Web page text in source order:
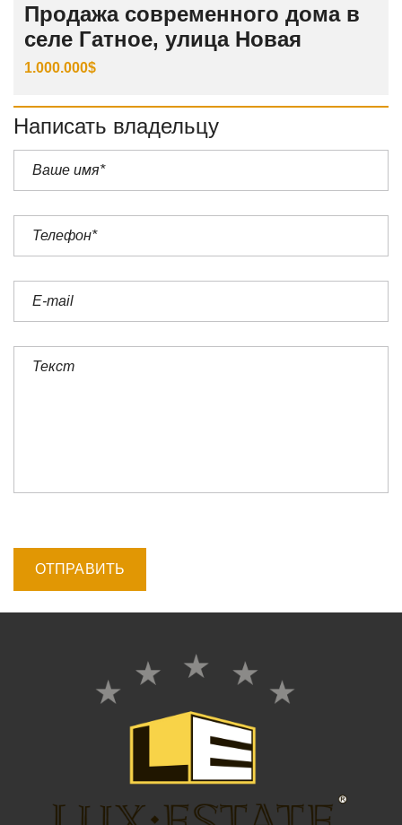
Продажа современного дома в
селе Гатное, улица Новая
1.000.000$
Написать владельцу